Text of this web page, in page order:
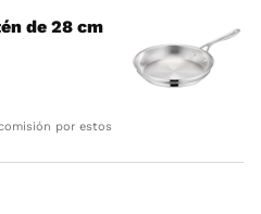
de 28 cm
por estos